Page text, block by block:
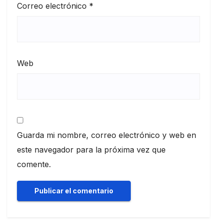
Correo electrónico *
Web
Guarda mi nombre, correo electrónico y web en
este navegador para la próxima vez que
comente.